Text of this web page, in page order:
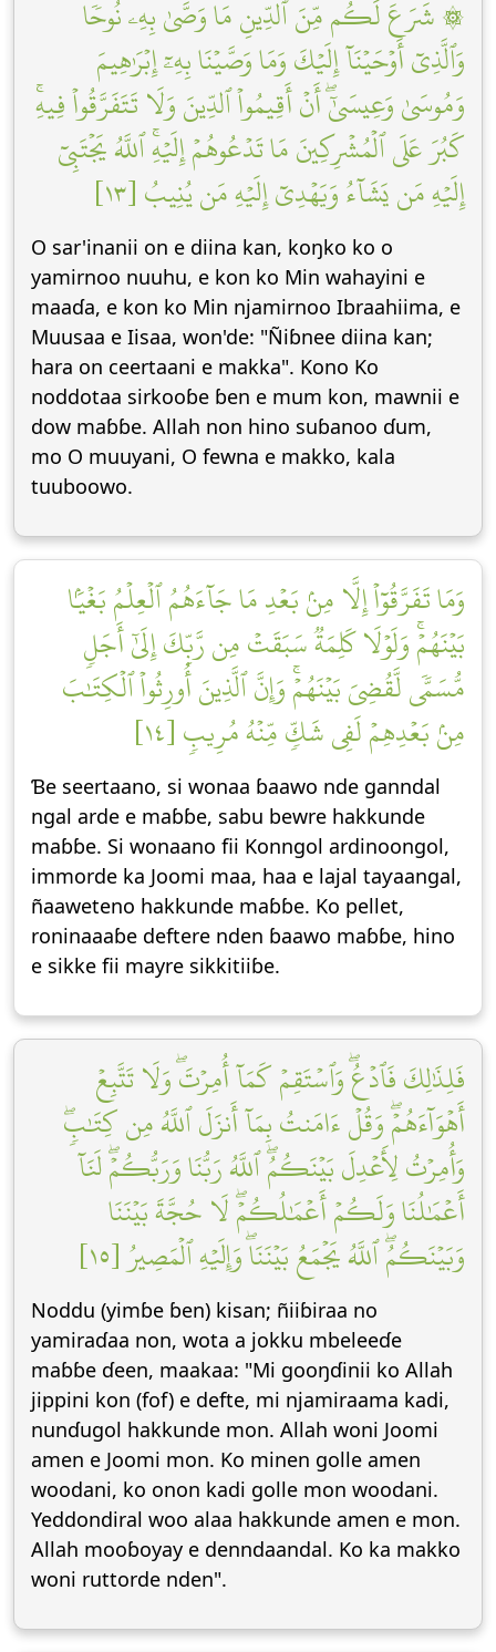
۞ شَرَعَ لَكُم مِّنَ ٱلدِّينِ مَا وَصَّىٰ بِهِۦ نُوحٗا
وَٱلَّذِيٓ أَوۡحَيۡنَآ إِلَيۡكَ وَمَا وَصَّيۡنَا بِهِۦٓ إِبۡرَٰهِيمَ
وَمُوسَىٰ وَعِيسَىٰٓۖ أَنۡ أَقِيمُواْ ٱلدِّينَ وَلَا تَتَفَرَّقُواْ فِيهِۚ
كَبُرَ عَلَى ٱلۡمُشۡرِكِينَ مَا تَدۡعُوهُمۡ إِلَيۡهِۚ ٱللَّهُ يَجۡتَبِيٓ
إِلَيۡهِ مَن يَشَآءُ وَيَهۡدِيٓ إِلَيۡهِ مَن يُنِيبُ [١٣]
O sar'inanii on e diina kan, koŋko ko o
yamirnoo nuuhu, e kon ko Min wahayini e
maaɗa, e kon ko Min njamirnoo Ibraahiima, e
Muusaa e Iisaa, won'de: "Ñiɓnee diina kan;
hara on ceertaani e makka". Kono Ko
noddotaa sirkooɓe ɓen e mum kon, mawnii e
dow maɓɓe. Allah non hino suɓanoo ɗum,
mo O muuyani, O fewna e makko, kala
tuuboowo.
وَمَا تَفَرَّقُوٓاْ إِلَّا مِنۢ بَعۡدِ مَا جَآءَهُمُ ٱلۡعِلۡمُ بَغۡيَۢا
بَيۡنَهُمۡۚ وَلَوۡلَا كَلِمَةٞ سَبَقَتۡ مِن رَّبِّكَ إِلَىٰٓ أَجَلٖ
مُّسَمّٗى لَّقُضِيَ بَيۡنَهُمۡۚ وَإِنَّ ٱلَّذِينَ أُورِثُواْ ٱلۡكِتَٰبَ
مِنۢ بَعۡدِهِمۡ لَفِي شَكّٖ مِّنۡهُ مُرِيبٖ [١٤]
Ɓe seertaano, si wonaa ɓaawo nde ganndal
ngal arde e maɓɓe, sabu bewre hakkunde
maɓɓe. Si wonaano fii Konngol ardinoongol,
immorde ka Joomi maa, haa e lajal taƴaangal,
ñaaweteno hakkunde maɓɓe. Ko pellet,
roninaaaɓe deftere nden ɓaawo maɓɓe, hino
e sikke fii mayre sikkitiiɓe.
فَلِذَٰلِكَ فَٱدۡعُۖ وَٱسۡتَقِمۡ كَمَآ أُمِرۡتَۖ وَلَا تَتَّبِعۡ
أَهۡوَآءَهُمۡۖ وَقُلۡ ءَامَنتُ بِمَآ أَنزَلَ ٱللَّهُ مِن كِتَٰبٖۖ
وَأُمِرۡتُ لِأَعۡدِلَ بَيۡنَكُمُۖ ٱللَّهُ رَبُّنَا وَرَبُّكُمۡۖ لَنَآ
أَعۡمَٰلُنَا وَلَكُمۡ أَعۡمَٰلُكُمۡۖ لَا حُجَّةَ بَيۡنَنَا
وَبَيۡنَكُمُۖ ٱللَّهُ يَجۡمَعُ بَيۡنَنَاۖ وَإِلَيۡهِ ٱلۡمَصِيرُ [١٥]
Noddu (yimɓe ɓen) kisan; ñiiɓiraa no
yamiraɗaa non, wota a jokku mbeleeɗe
maɓɓe ɗeen, maakaa: "Mi gooŋɗinii ko Allah
jippini kon (fof) e defte, mi njamiraama kadi,
nunɗugol hakkunde mon. Allah woni Joomi
amen e Joomi mon. Ko minen golle amen
woodani, ko onon kadi golle mon woodani.
Yeddondiral woo alaa hakkunde amen e mon.
Allah mooɓoyay e denndaandal. Ko ka makko
woni ruttorde nden".